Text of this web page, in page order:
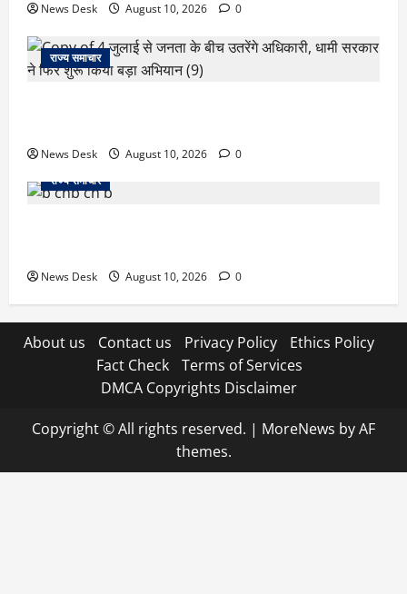
News Desk August 10, 2026 0
राज्य समाचार
News Desk August 10, 2026
0
राज्य समाचार
News Desk August 10, 2026 0
About us Contact us Privacy Policy
Ethics Policy
Fact Check
Terms of Services
DMCA Copyrights Disclaimer
Copyright © All rights reserved. | MoreNews by AF
themes.